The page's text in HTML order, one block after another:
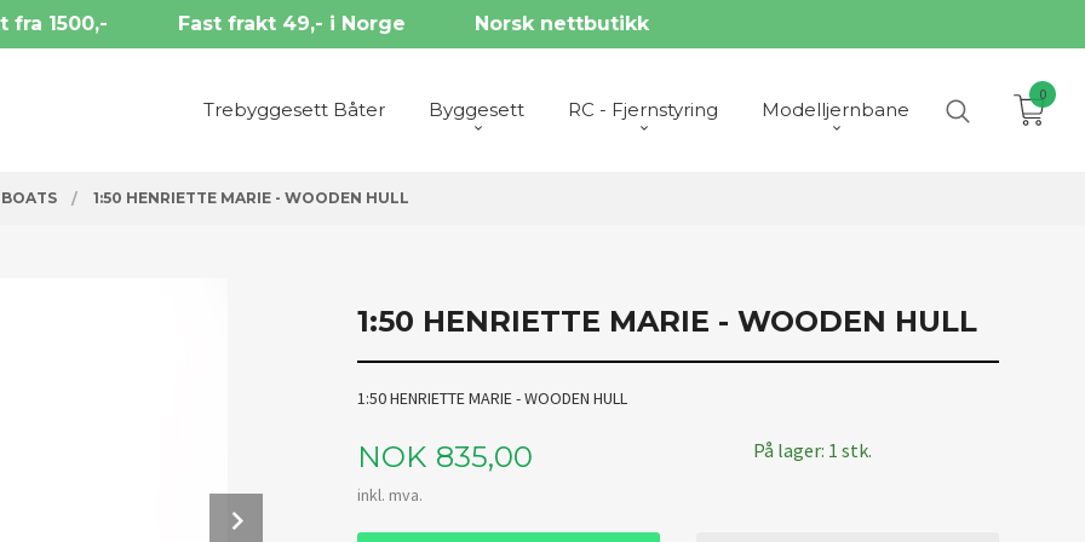
fra 1500,- Fast frakt 49,- i Norge Norsk nettbutikk
Trebyggesett Båter Byggesett RC - Fjernstyring Modelljernbane
0
1:50 HENRIETTE MARIE - WOODEN HULL
1:50 HENRIETTE MARIE - WOODEN HULL
1:50 HENRIETTE MARIE - WOODEN HULL
Pris
NOK 835,00
inkl. mva.
På lager: 1 stk.